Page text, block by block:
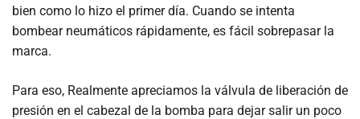
bien como lo hizo el primer día. Cuando se intenta
bombear neumáticos rápidamente, es fácil sobrepasar la
marca.
Para eso, Realmente apreciamos la válvula de liberación de
presión en el cabezal de la bomba para dejar salir un poco